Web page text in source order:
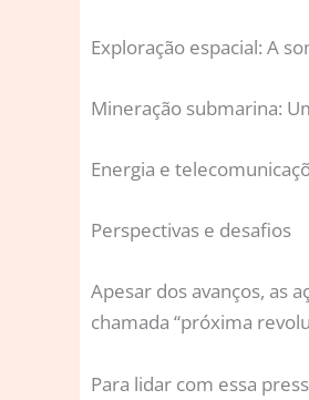
Exploração espacial: A
Mineração submarina:
Energia e
Perspectivas e desafios
Apesar dos avanços, as
chamada “próxima
Para lidar com essa